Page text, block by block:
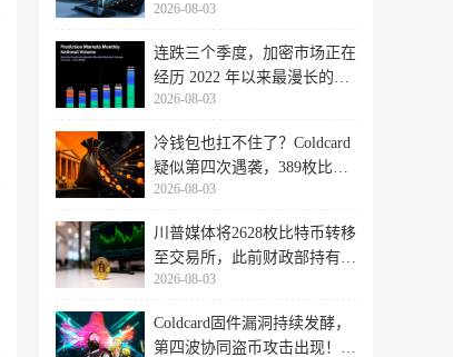
2026-08-03
连跌三个季度，加密市场正在
经历 2022 年以来最漫长的退
潮
2026-08-03
冷钱包也扛不住了？Coldcard
疑似第四次遇袭，389枚比特
币失
2026-08-03
川普媒体将2628枚比特币转移
至交易所，此前财政部持有的
比特
2026-08-03
Coldcard固件漏洞持续发酵，
第四波协同盗币攻击出现！